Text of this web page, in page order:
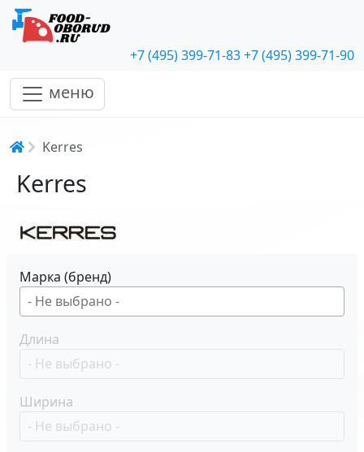
+7 (495) 399-71-83+7 (495) 399-71-90
меню
Строка навигации
Kerres
Kerres
Марка (бренд)
Длина
Ширина